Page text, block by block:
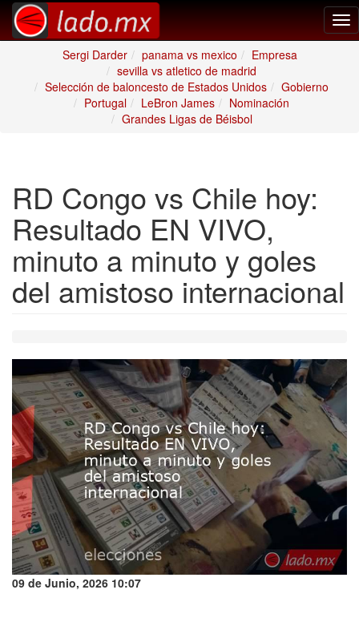
Sergi Darder
panama vs mexico
Empresa
sevilla vs atletico de madrid
Selección de baloncesto de Estados Unidos
Gobierno
Portugal
LeBron James
Nominación
Grandes Ligas de Béisbol
RD Congo vs Chile hoy:
Resultado EN VIVO,
minuto a minuto y goles
del amistoso internacional
09 de Junio, 2026 10:07